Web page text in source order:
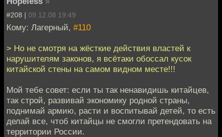
#208 | 09.12.08 19:49
Кому: Лагерный, #110
> Но не смотря на жёсткие действия властей к
нарушителям законов, я всётаки обоссал кусок
китайской стены на самом видном месте!!!
Мой тебе совет: если ты так ненавидишь китайцев,
так строй, развивай экономику родной страны,
поднимай армию, расти и воспитывай детей, то есть
делай все, чтоб китайцы не смогли претендовать на
территории России.